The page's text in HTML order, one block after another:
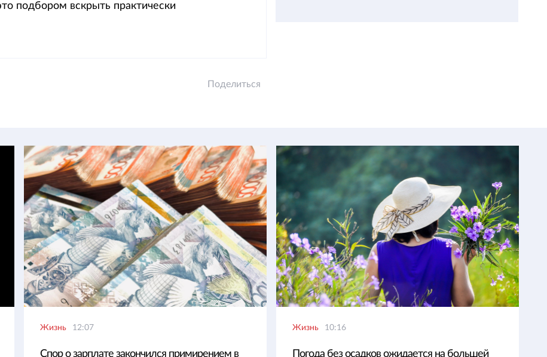
подбором вскрыть практически
Поделиться
Жизнь 12:07
Спор о зарплате закончился примирением в
Жизнь 10:16
Погода без осадков ожидается на большей